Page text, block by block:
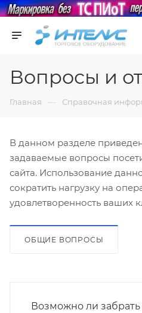
Вопросы и
Главная — Справочная
В данном разделе
задаваемые вопросы
сайта. Использование
сократить нагрузку на
удовлетворенность ваших
ОБЩИЕ ВОПРОСЫ
Возможно ли забрать